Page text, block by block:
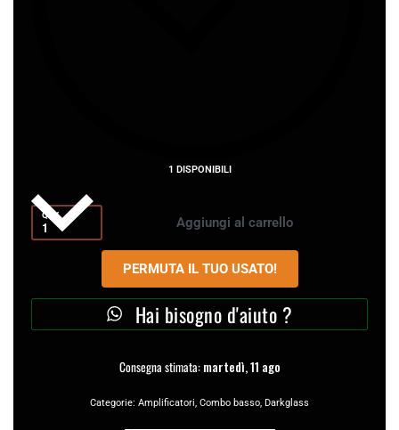
1 DISPONIBILI
QTY Aggiungi al carrello
PERMUTA IL TUO USATO!
Hai bisogno d'aiuto ?
Consegna stimata: martedì, 11 ago
Categorie: Amplificatori Combo basso Darkglass